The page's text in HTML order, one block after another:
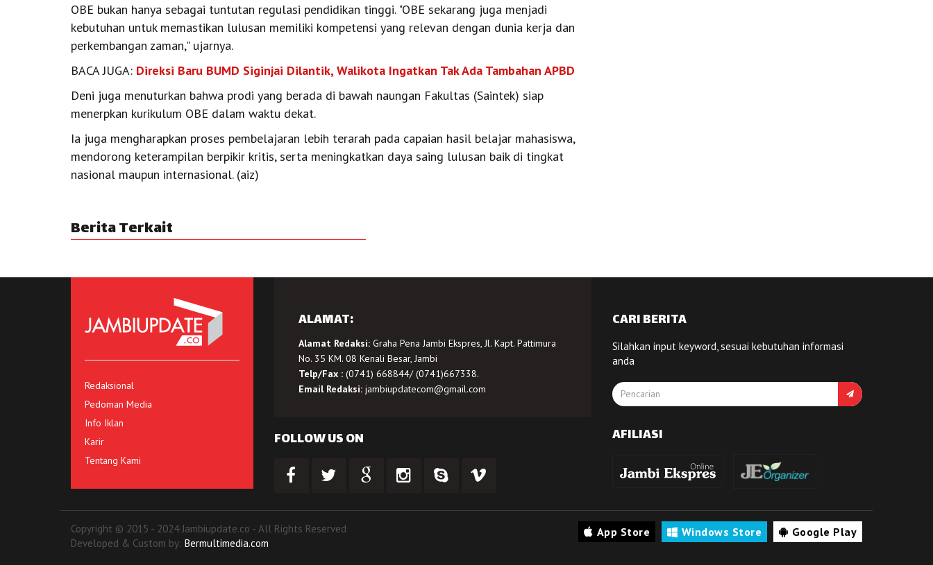
OBE bukan hanya sebagai tuntutan regulasi pendidikan tinggi. "OBE sekarang juga menjadi
kebutuhan untuk memastikan lulusan memiliki kompetensi yang relevan dengan dunia kerja dan
perkembangan zaman," ujarnya.
BACA JUGA: Direksi Baru BUMD Siginjai Dilantik, Walikota Ingatkan Tak Ada Tambahan APBD
Deni juga menuturkan bahwa prodi yang berada di bawah naungan Fakultas (Saintek) siap
menerpkan kurikulum OBE dalam waktu dekat.
Ia juga mengharapkan proses pembelajaran lebih terarah pada capaian hasil belajar mahasiswa,
mendorong keterampilan berpikir kritis, serta meningkatkan daya saing lulusan baik di tingkat
nasional maupun internasional. (aiz)
Berita Terkait
Redaksional
Pedoman Media
Info Iklan
Karir
Tentang Kami
ALAMAT:
Alamat Redaksi:Graha Pena Jambi Ekspres, Jl. Kapt. Pattimura
No. 35 KM. 08 Kenali Besar, Jambi
Telp/Fax :(0741) 668844/ (0741)667338.
Email Redaksi: jambiupdatecom@gmail.com
FOLLOW US ON
CARI BERITA
Silahkan input keyword, sesuai kebutuhan informasi
anda
AFILIASI
Copyright © 2015 - 2024 Jambiupdate.co - All Rights Reserved
Developed & Custom by: Bermultimedia.com
App Store Windows Store Google Play